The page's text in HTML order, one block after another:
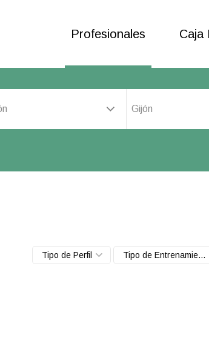
Profesionales Caja
Gijón
Tipo de Perfil Tipo de Entrenamiento